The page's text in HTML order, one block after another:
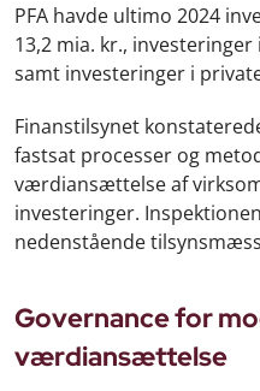
PFA havde ultimo 2024
13,2 mia. kr.,
samt investeringer i
Finanstilsynet
fastsat processer og
værdiansættelse af
investeringer.
nedenstående
Governance for
værdiansættelse